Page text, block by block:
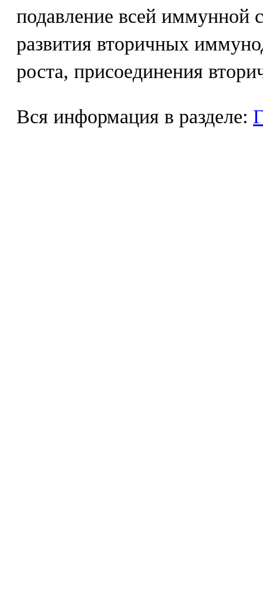
подавление всей иммунной
развития вторичных
роста, присоединения
Вся информация в разделе: